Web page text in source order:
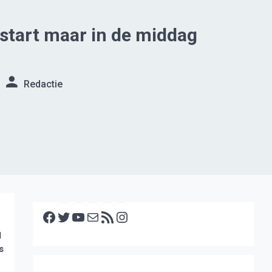
maar in de middag
Redactie
Facebook Twitter YouTube E-mail RSS feed